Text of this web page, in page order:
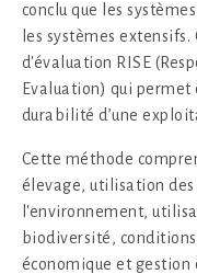
conclu que les
les systèmes
d'évaluation RISE
Evaluation) qui permet
durabilité d’une
Cette méthode
élevage, utilisation
l'environnement,
biodiversité,
économique et